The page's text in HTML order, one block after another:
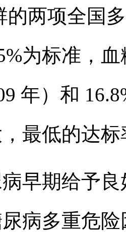
的两项全国
为标准，
年）和
最低的达标
期给予良
病多重危